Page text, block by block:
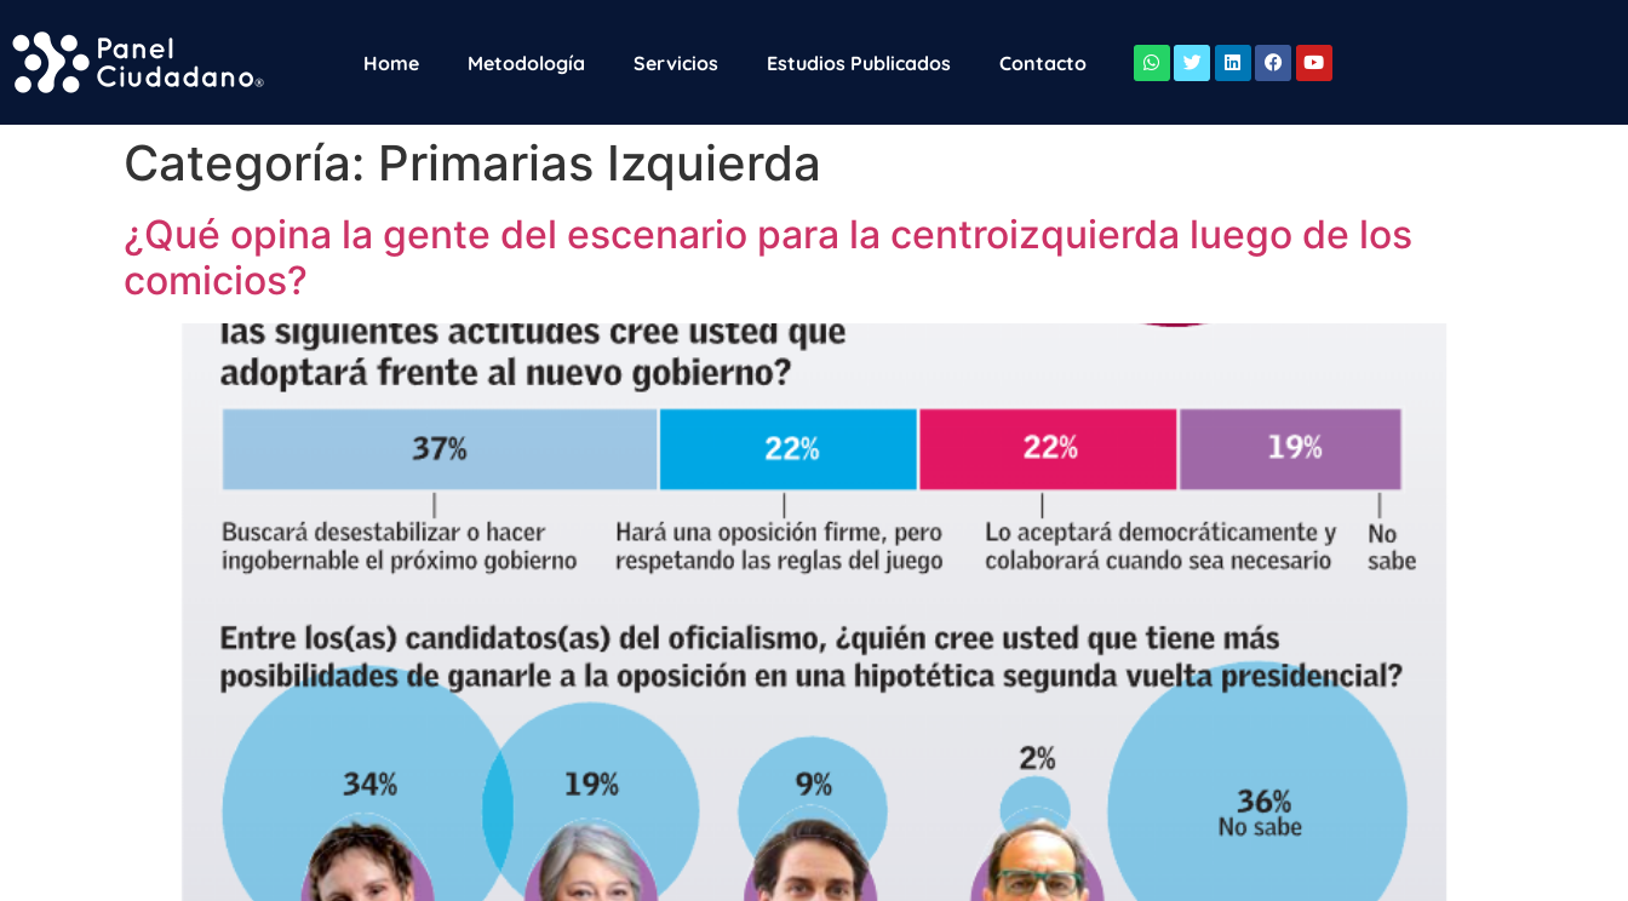
Home Metodología Servicios Estudios Publicados Contacto
Categoría: Primarias Izquierda
¿Qué opina la gente del escenario para la centroizquierda luego de los
comicios?